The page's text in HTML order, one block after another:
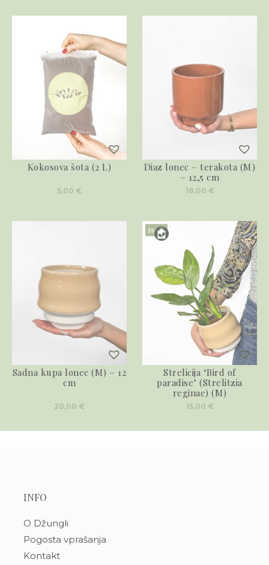
Kokosova šota (2 L)
5,00 €
Diaz lonec – terakota (M)
– 12,5 cm
18,00 €
Sadna kupa lonec (M) – 12
cm
20,00 €
Novo
Strelicija ‘Bird of
paradise’ (Strelitzia
reginae) (M)
15,00 €
INFO
O Džungli
Pogosta vprašanja
Kontakt